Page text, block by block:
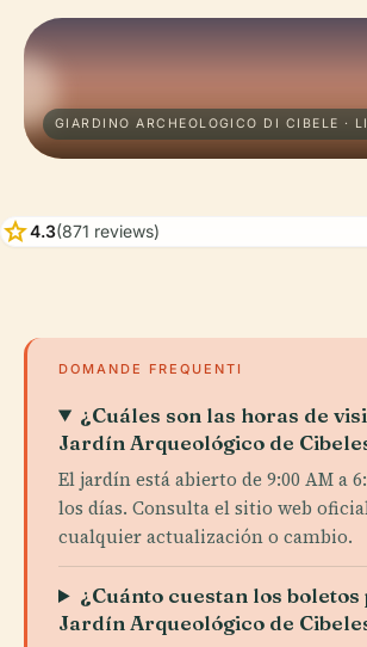
GIARDINO ARCHEOLOGICO DI CIBELE ·
star4.3(871 reviews)
DOMANDE FREQUENTI
¿Cuáles son las horas de
Jardín Arqueológico de
El jardín está abierto de 9:00 AM a
los días. Consulta el sitio web
cualquier actualización o cambio.
¿Cuánto cuestan los boletos
Jardín Arqueológico de